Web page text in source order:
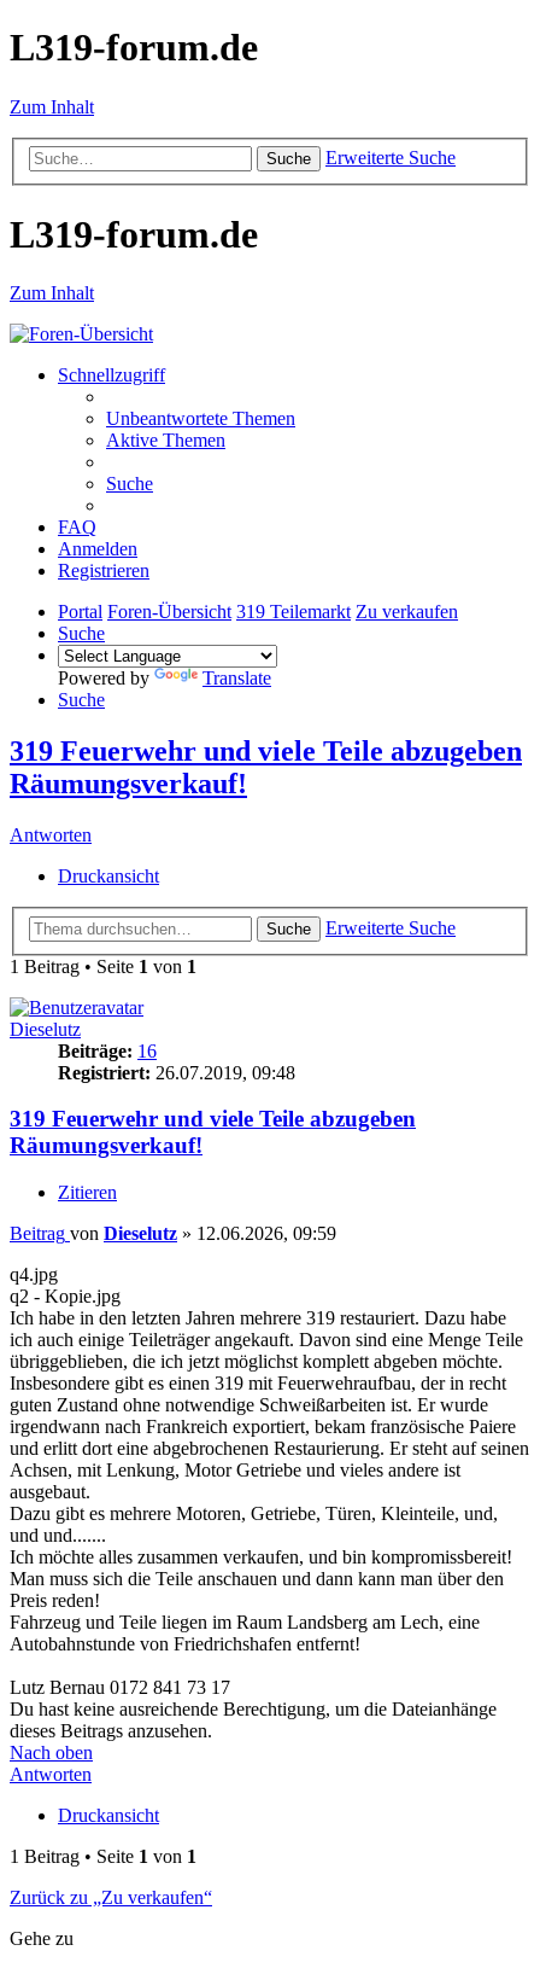
L319-forum.de
Zum Inhalt
Suche Erweiterte Suche
L319-forum.de
Zum Inhalt
Schnellzugriff
Unbeantwortete Themen
Aktive Themen
Suche
FAQ
Anmelden
Registrieren
Portal Foren-Übersicht 319 Teilemarkt Zu verkaufen
Suche
Powered by
Translate
Suche
319 Feuerwehr und viele Teile abzugeben
Räumungsverkauf!
Antworten
Druckansicht
Suche
Erweiterte Suche
1 Beitrag • Seite 1 von 1
Dieselutz
Beiträge: 16
Registriert: 26.07.2019, 09:48
319 Feuerwehr und viele Teile abzugeben
Räumungsverkauf!
Zitieren
Beitrag von Dieselutz » 12.06.2026, 09:59
q4.jpg
q2 - Kopie.jpg
Ich habe in den letzten Jahren mehrere 319 restauriert. Dazu habe
ich auch einige Teileträger angekauft. Davon sind eine Menge Teile
übriggeblieben, die ich jetzt möglichst komplett abgeben möchte.
Insbesondere gibt es einen 319 mit Feuerwehraufbau, der in recht
guten Zustand ohne notwendige Schweißarbeiten ist. Er wurde
irgendwann nach Frankreich exportiert, bekam französische Paiere
und erlitt dort eine abgebrochenen Restaurierung. Er steht auf seinen
Achsen, mit Lenkung, Motor Getriebe und vieles andere ist
ausgebaut.
Dazu gibt es mehrere Motoren, Getriebe, Türen, Kleinteile, und,
und und.......
Ich möchte alles zusammen verkaufen, und bin kompromissbereit!
Man muss sich die Teile anschauen und dann kann man über den
Preis reden!
Fahrzeug und Teile liegen im Raum Landsberg am Lech, eine
Autobahnstunde von Friedrichshafen entfernt!
Lutz Bernau 0172 841 73 17
Du hast keine ausreichende Berechtigung, um die Dateianhänge
dieses Beitrags anzusehen.
Nach oben
Antworten
Druckansicht
1 Beitrag • Seite 1 von 1
Zurück zu „Zu verkaufen“
Gehe zu